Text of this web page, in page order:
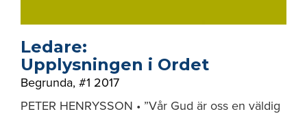
Ledare:
Upplysningen i Ordet
Begrunda, #1 2017
PETER HENRYSSON • ”Vår Gud är oss en väldig